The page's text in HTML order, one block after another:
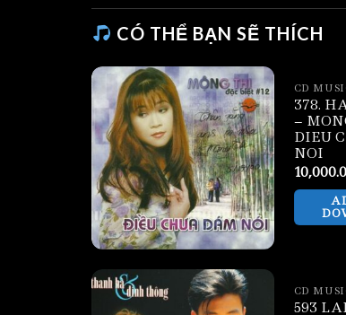
CÓ THỂ BẠN SẼ THÍCH
CD
378.
–
DIEU
NOI
CD
593